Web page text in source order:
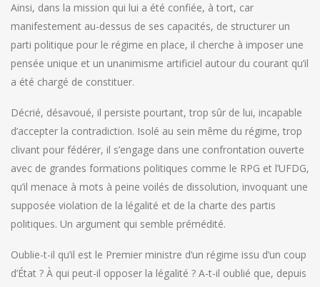
Ainsi, dans la mission qui lui a été confiée, à tort, car
manifestement au-dessus de ses capacités, de structurer un
parti politique pour le régime en place, il cherche à imposer une
pensée unique et un unanimisme artificiel autour du courant qu’il
a été chargé de constituer.
Décrié, désavoué, il persiste pourtant, trop sûr de lui, incapable
d’accepter la contradiction. Isolé au sein même du régime, trop
clivant pour fédérer, il s’engage dans une confrontation ouverte
avec de grandes formations politiques comme le RPG et l’UFDG,
qu’il menace à mots à peine voilés de dissolution, invoquant une
supposée violation de la légalité et de la charte des partis
politiques. Un argument qui semble prémédité.
Oublie-t-il qu’il est le Premier ministre d’un régime issu d’un coup
d’État ? À qui peut-il opposer la légalité ? A-t-il oublié que, depuis